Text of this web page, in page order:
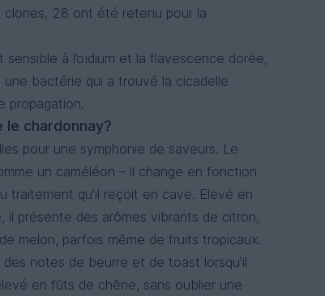
clones, 28 ont été retenu pour la
sensible à l’oïdium et la flavescence dorée,
une bactérie qui a trouvé la cicadelle
propagation.
le chardonnay?
pour une symphonie de saveurs. Le
un caméléon – il change en fonction
traitement qu'il reçoit en cave. Elevé en
il présente des arômes vibrants de citron,
melon, parfois même de fruits tropicaux.
des notes de beurre et de toast lorsqu'il
en fûts de chêne, sans oublier une